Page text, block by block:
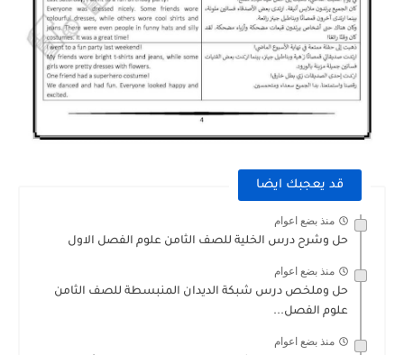
قد يعجبك ايضا
منذ بضع اعوام
حل وشرح درس الخلية للصف الثامن علوم الفصل الاول
منذ بضع اعوام
حل وملخص درس شبكة الديدان المنبسطة للصف الثامن
علوم الفصل...
منذ بضع اعوام